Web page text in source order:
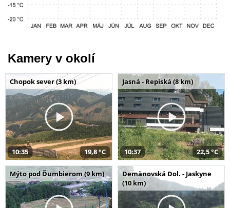
Kamery v okolí
Chopok sever (3 km)
10:35 19,8 °C
Jasná - Repiská (8 km)
10:37 22,5 °C
Mýto pod Ďumbierom (9 km)
Demänovská Dol. - Jaskyne
(10 km)